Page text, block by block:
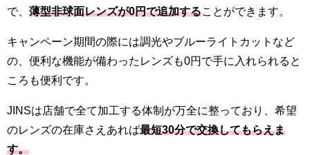
で、 薄型非球面レンズが0円で追加する ことができます。
キャンペーン期間の際には調光やブルーライトカットなど
の、便利な機能が備わったレンズも0円で手に入れられると
ころも便利です。
JINSは店舗で全て加工する体制が万全に整っており、希望
のレンズの在庫さえあれば最短30分で交換してもらえま
す。